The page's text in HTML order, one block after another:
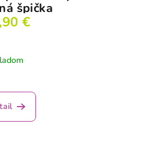
špička
€